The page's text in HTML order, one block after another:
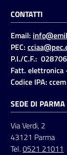
on line
Accedi
CONTATTI
Email:
PEC:
P.I./C.F.:
Fatt. elettronica
Codice IPA: ccem
SEDE DI PARMA
Via Verdi, 2
43121 Parma
Tel.0521 21011